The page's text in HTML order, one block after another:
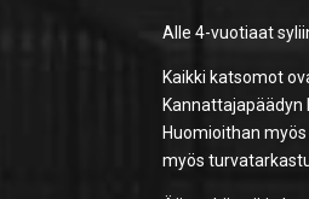
Alle 4-vuotiaat
Kaikki katsomot
Huomioithan
myös